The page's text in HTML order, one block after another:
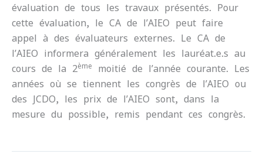
évaluation de tous les travaux présentés. Pour
cette évaluation, le CA de l’AIEO peut faire
appel à des évaluateurs externes. Le CA de
l’AIEO informera généralement les lauréat.e.s au
cours de la 2ème moitié de l’année courante.
Les
années où se tiennent les congrès de l’AIEO ou
des JCDO, les prix de l’AIEO sont, dans la
mesure du possible, remis pendant ces congrès.